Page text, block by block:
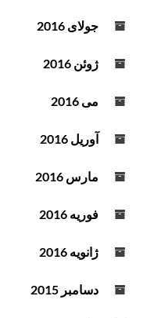
جولای 2016
ژوئن 2016
می 2016
آوریل 2016
مارس 2016
فوریه 2016
ژانویه 2016
دسامبر 2015